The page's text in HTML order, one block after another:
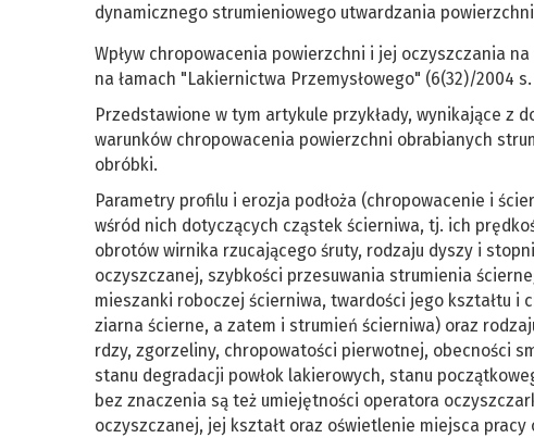
dynamicznego strumieniowego utwardzania
Wpływ chropowacenia powierzchni i jej oczyszczania
na łamach "Lakiernictwa Przemysłowego" (6(32)/2004
Przedstawione w tym artykule przykłady, wynikające z
warunków chropowacenia powierzchni obrabianych
obróbki.
Parametry profilu i erozja podłoża (chropowacenie i
wśród nich dotyczących cząstek ścierniwa, tj. ich
obrotów wirnika rzucającego śruty, rodzaju dyszy i
oczyszczanej, szybkości przesuwania strumienia
mieszanki roboczej ścierniwa, twardości jego kształtu i
ziarna ścierne, a zatem i strumień ścierniwa) oraz
rdzy, zgorzeliny, chropowatości pierwotnej, obecności
stanu degradacji powłok lakierowych, stanu
bez znaczenia są też umiejętności operatora
oczyszczanej, jej kształt oraz oświetlenie miejsca